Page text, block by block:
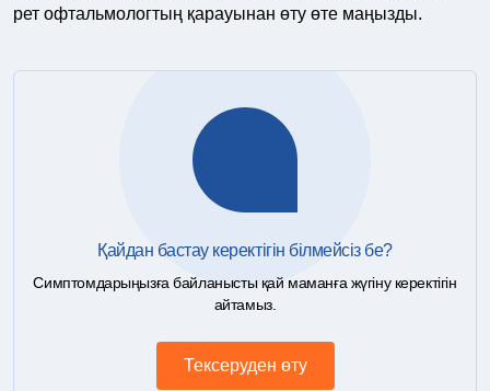
рет офтальмологтың қарауынан өту өте маңызды.
Қайдан бастау керектігін білмейсіз бе?
Симптомдарыңызға байланысты қай маманға жүгіну керектігін
айтамыз.
Тексеруден өту